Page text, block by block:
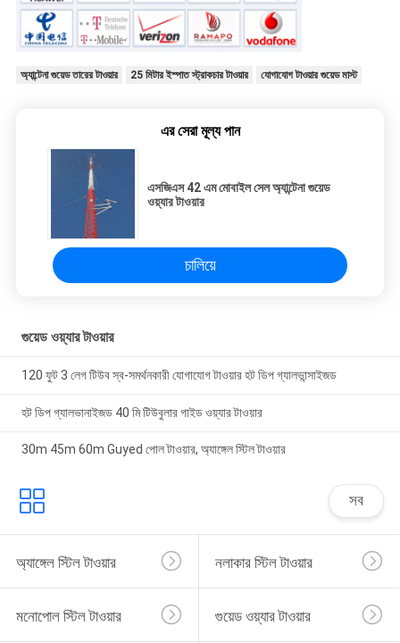
অ্যান্টেনা গুয়েড তারের টাওয়ার 25 মিটার ইস্পাত স্ট্রাকচার টাওয়ার যোগাযোগ টাওয়ার গুয়েড মাস্ট
এর সেরা মূল্য পান
এসজিএস 42 এম মোবাইল সেল অ্যান্টেনা গুয়েড
ওয়্যার টাওয়ার
চালিয়ে
গুয়েড ওয়্যার টাওয়ার
120 ফুট 3 লেগ টিউব স্ব-সমর্থনকারী যোগাযোগ টাওয়ার হট ডিপ গ্যালভান্সাইজড
হট ডিপ গ্যালভানাইজড 40 মি টিউবুলার গাইড ওয়্যার টাওয়ার
30m 45m 60m Guyed পোল টাওয়ার, অ্যাঙ্গেল স্টিল টাওয়ার
সব
অ্যাঙ্গেল স্টিল টাওয়ার নলাকার স্টিল টাওয়ার
মনোপোল স্টিল টাওয়ার গুয়েড ওয়্যার টাওয়ার